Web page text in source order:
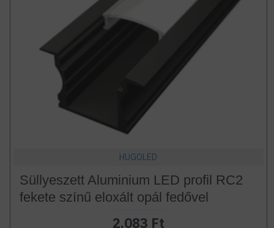
HUGOLED
Süllyeszett Aluminium LED profil RC2
fekete színű eloxált opál fedővel
2.083 Ft